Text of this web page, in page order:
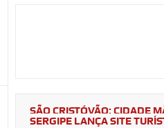
SÃO CRISTÓVÃO: CIDADE
SERGIPE LANÇA SITE